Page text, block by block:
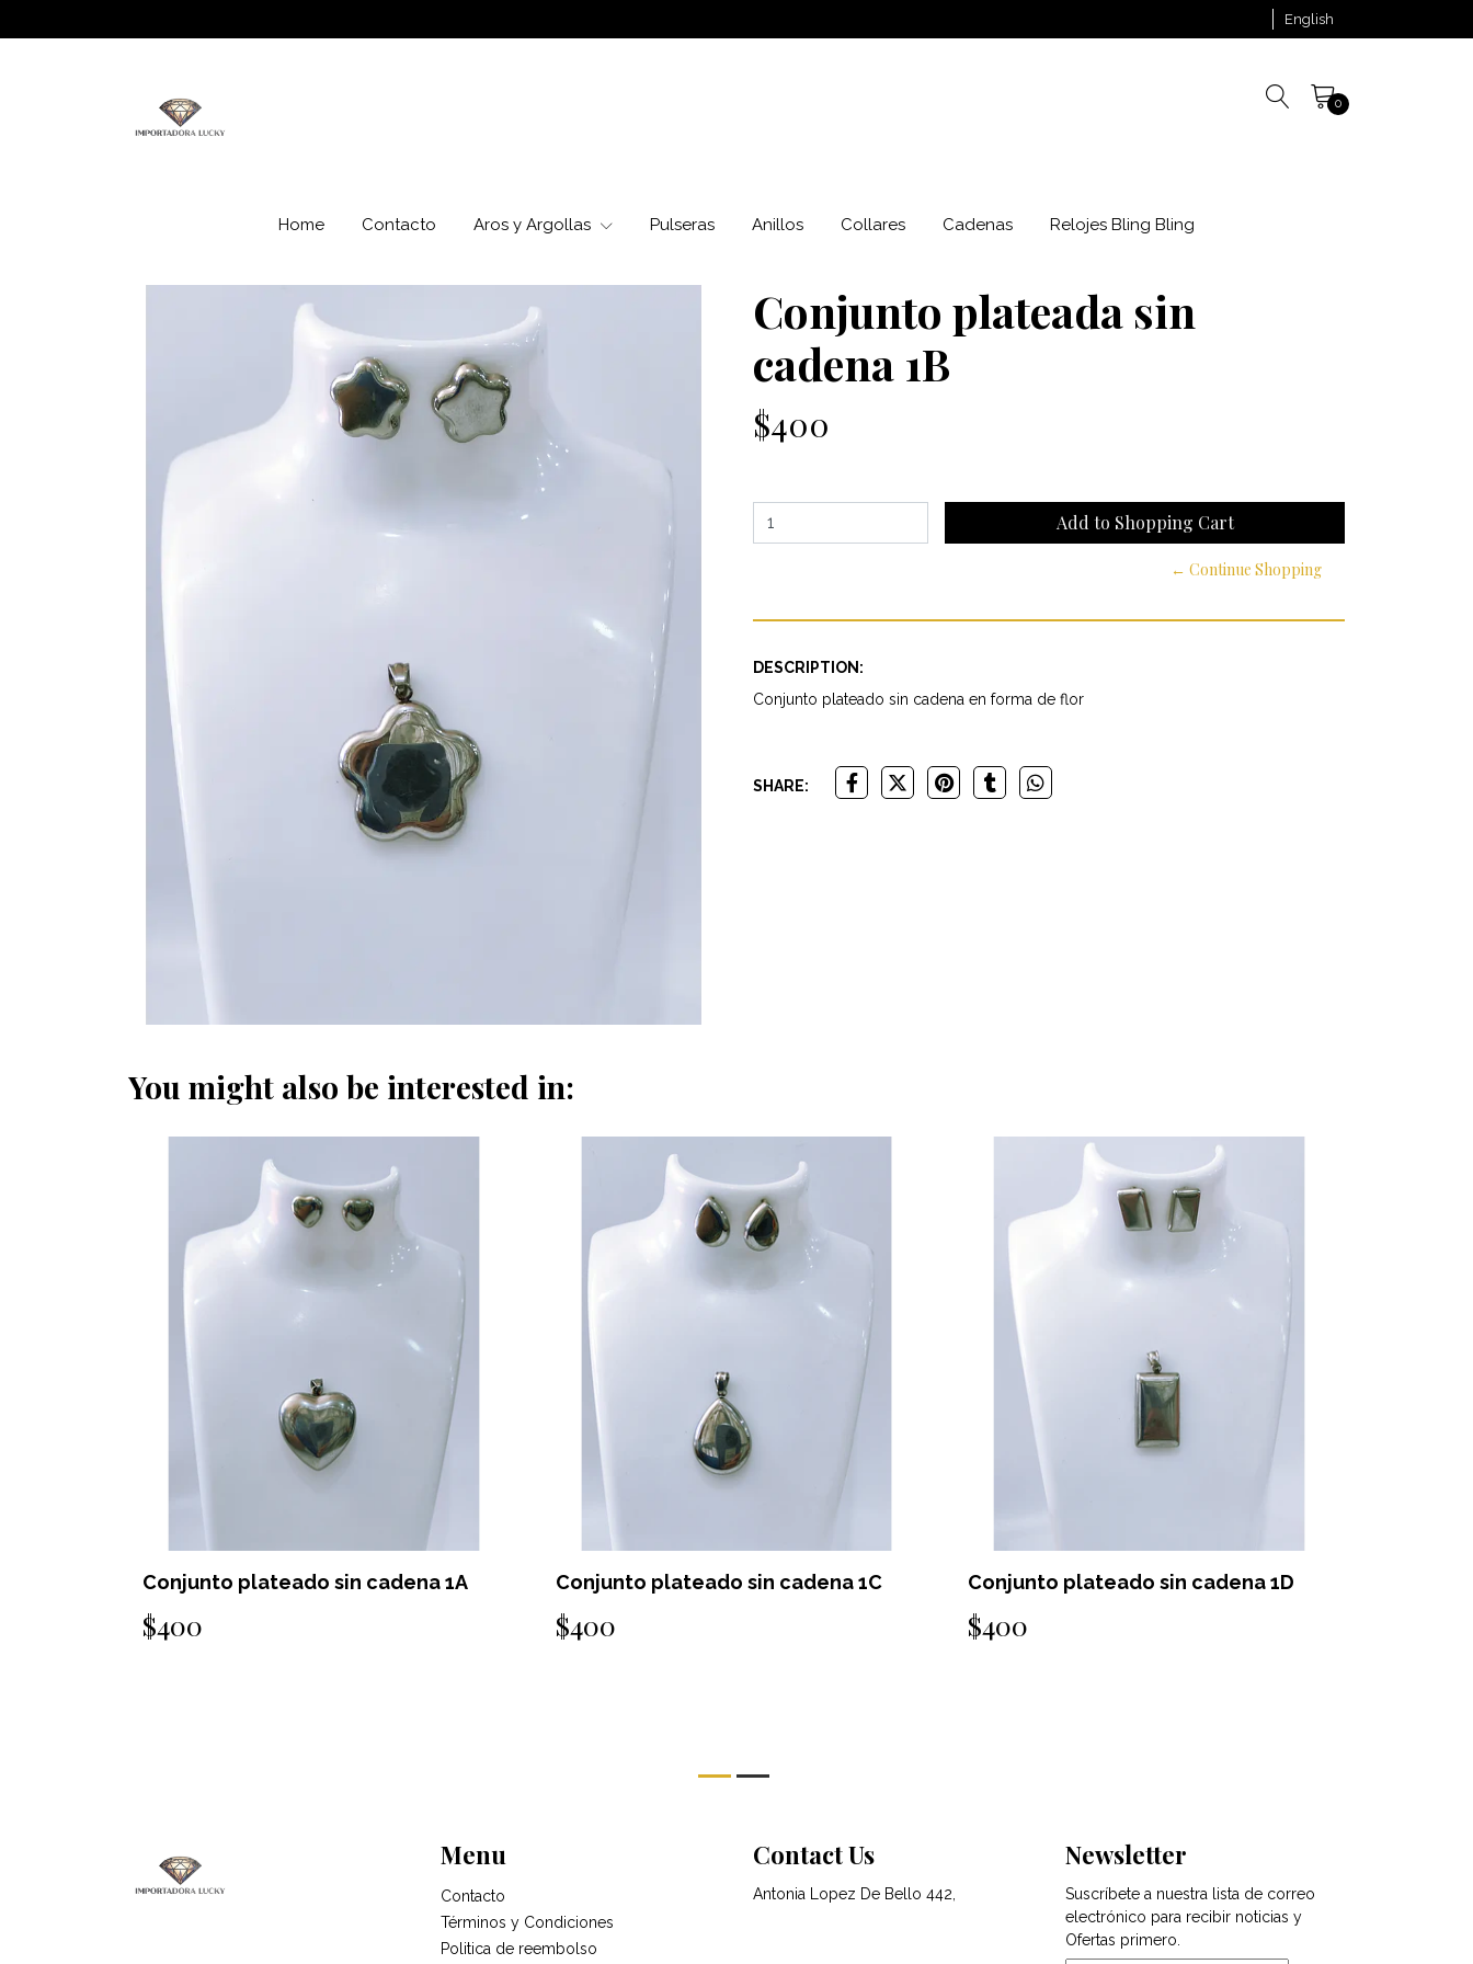
English
0
Home Contacto Aros y Argollas Pulseras Anillos Collares Cadenas Relojes Bling Bling
Conjunto plateada sin
cadena 1B
$400
← Continue Shopping
DESCRIPTION:
Conjunto plateado sin cadena en forma de flor
SHARE:
You might also be interested in:
Conjunto plateado sin cadena 1C
$400
Conjunto plateado sin cadena 1D
$400
Conjunto dorado de corazon y
flecha
$400
Menu
Contacto
Términos y Condiciones
Politica de reembolso
Contact Us
Antonia Lopez De Bello 442,
Newsletter
Suscríbete a nuestra lista de correo
electrónico para recibir noticias y
Ofertas primero.